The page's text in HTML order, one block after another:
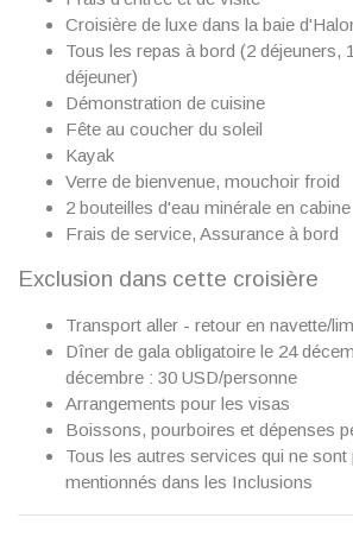
Croisière de luxe dans la baie
Tous les repas à bord (2 déjeuners,
déjeuner)
Démonstration de cuisine
Fête au coucher du soleil
Kayak
Verre de bienvenue, mouchoir froid
2 bouteilles d'eau minérale en cabine
Frais de service, Assurance à bord
Exclusion dans cette croisière
Transport aller - retour en navette/
Dîner de gala obligatoire le 24
décembre : 30 USD/personne
Arrangements pour les visas
Boissons, pourboires et dépenses
Tous les autres services qui ne sont
mentionnés dans les Inclusions